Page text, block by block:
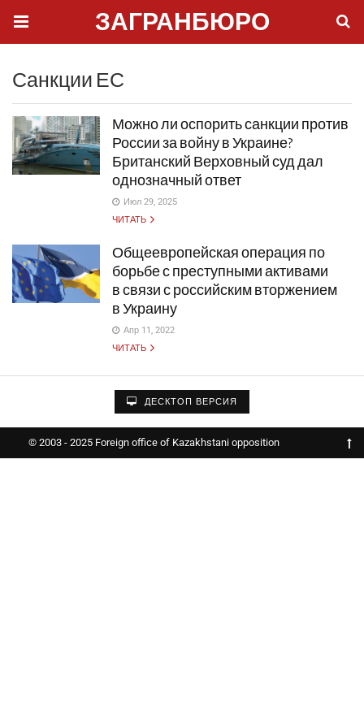
ЗАГРАНБЮРО
Санкции ЕС
Можно ли оспорить санкции против
России за войну в Украине?
Британский Верховный суд дал
однозначный ответ
Июл 29, 2025
ЧИТАТЬ
Общеевропейская операция по
борьбе с преступными активами
в связи с российским вторжением
в Украину
Апр 11, 2022
ЧИТАТЬ
ДЕСКТОП ВЕРСИЯ
© 2003 - 2025 Foreign office of Kazakhstani opposition